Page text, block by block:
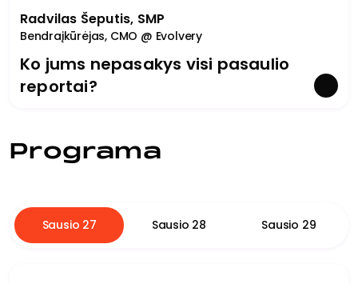
Radvilas Šeputis, SMP
Bendraįkūrėjas, CMO @ Evolvery
Ko jums nepasakys visi pasaulio
reportai?
Programa
Sausio 27 Sausio 28 Sausio 29